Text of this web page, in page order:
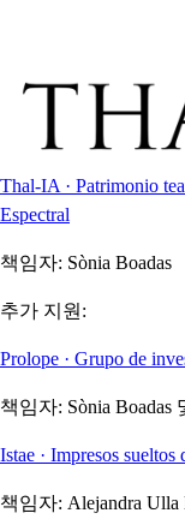
Thal-IA · Patrimonio
Espectral
책임자: Sònia Boadas
추가 지원:
Prolope · Grupo de
책임자: Sònia Boadas
Istae · Impresos
책임자: Alejandra Ulla